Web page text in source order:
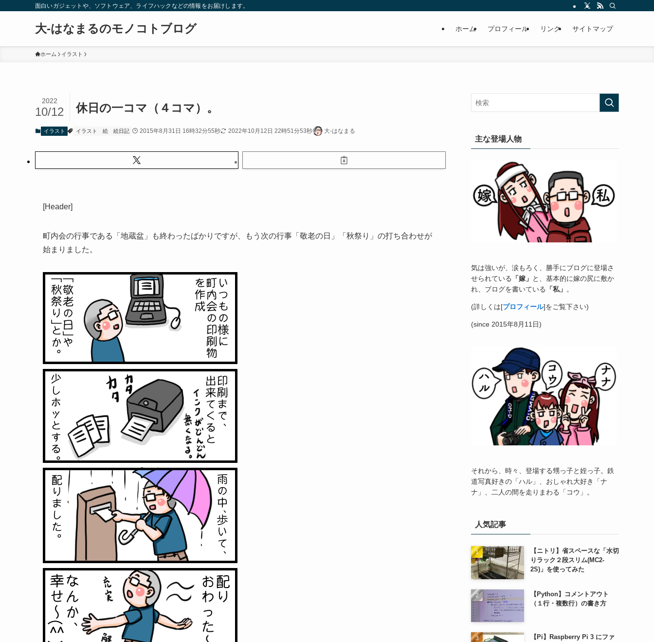
面白いガジェットや、ソフトウェア、ライフハックなどの情報をお届けします。
大-はなまるのモノコトブログ ホーム プロフィール リンク サイトマップ
ホーム イラスト
休日の一コマ（４コマ）。
2022
10/12
イラスト イラスト 絵 絵日記 2015年8月31日 16時32分55秒 2022年10月12日 22時51分53秒 大-はなまる
[Header]
町内会の行事である「地蔵盆」も終わったばかりですが、もう次の行事「敬老の日」「秋祭り」の打ち合わせが
始まりました。
主な登場人物
気は強いが、涙もろく、勝手にブログに登場さ
せられている
「嫁」 と、基本的に嫁の尻に敷か
れ、ブログを書いている
「私」 。
(詳しくは[プロフィール]をご覧下さい)
(since 2015年8月11日)
それから、時々、登場する甥っ子と姪っ子。鉄
道写真好きの「ハル」、おしゃれ大好き「ナ
ナ」、二人の間を走りまわる「コウ」。
人気記事
【ニトリ】省スペースな「水切
りラック２段スリム(MC2-
2S)」を使ってみた
【Python】コメントアウト
（１行・複数行）の書き方
【Pi】Raspberry Pi 3 にファ